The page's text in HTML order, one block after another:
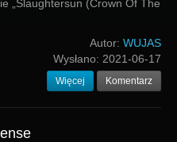
„Slaughtersun (Crown Of The
Autor: WUJAS
Wysłano: 2021-06-17
Więcej Komentarz